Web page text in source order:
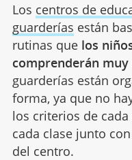
Los centros de
guarderías están
rutinas que los
comprenderán
guarderías están
forma, ya que no
los criterios de
cada clase junto
del centro.